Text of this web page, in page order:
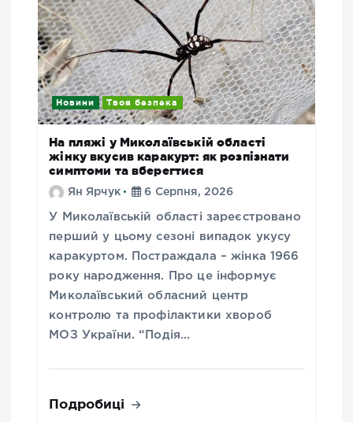
Новини Твоя безпека
На пляжі у Миколаївській області
жінку вкусив каракурт: як розпізнати
симптоми та вберегтися
Ян Ярчук 6 Серпня, 2026
У Миколаївській області зареєстровано
перший у цьому сезоні випадок укусу
каракуртом. Постраждала – жінка 1966
року народження. Про це інформує
Миколаївський обласний центр
контролю та профілактики хвороб
МОЗ України. “Подія…
Подробиці